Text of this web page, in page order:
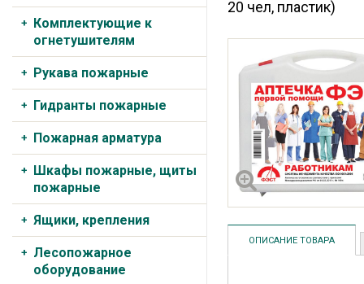
20 чел, пластик)
ОПИСАНИЕ ТОВАРА
Комплектующие к
огнетушителям
Рукава пожарные
Гидранты пожарные
Пожарная арматура
Шкафы пожарные, щиты
пожарные
Ящики, крепления
Лесопожарное
оборудование